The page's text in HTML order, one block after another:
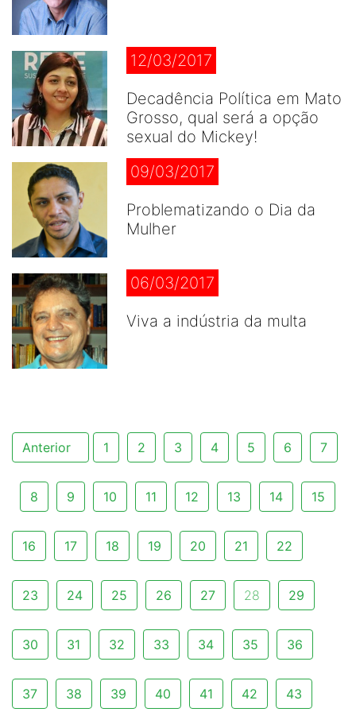
12/03/2017
Decadência Política em Mato
Grosso, qual será a opção
sexual do Mickey!
09/03/2017
Problematizando o Dia da
Mulher
06/03/2017
Viva a indústria da multa
Anterior 1 2 3 4 5 6 7
8 9 10 11 12 13 14 15
16 17 18 19 20 21 22
23 24 25 26 27 28 29
30 31 32 33 34 35 36
37 38 39 40 41 42 43